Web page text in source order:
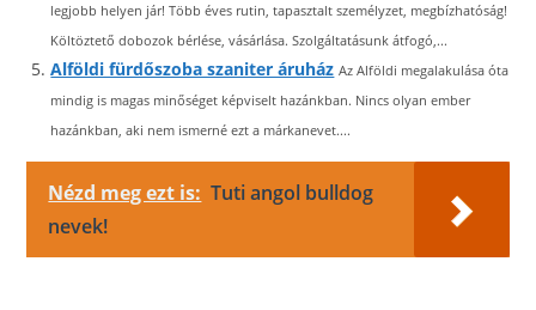
legjobb helyen jár! Több éves rutin, tapasztalt személyzet, megbízhatóság!
Költöztető dobozok bérlése, vásárlása. Szolgáltatásunk átfogó,...
Alföldi fürdőszoba szaniter áruház Az Alföldi megalakulása óta
mindig is magas minőséget képviselt hazánkban. Nincs olyan ember
hazánkban, aki nem ismerné ezt a márkanevet....
Nézd meg ezt is: Tuti angol bulldog
nevek!